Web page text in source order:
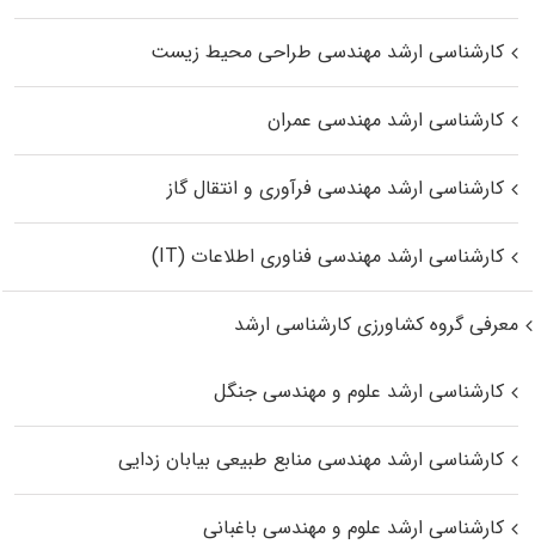
کارشناسی ارشد مهندسی طراحی محیط زیست
کارشناسی ارشد مهندسی عمران
کارشناسی ارشد مهندسی فرآوری و انتقال گاز
کارشناسی ارشد مهندسی فناوری اطلاعات (IT)
معرفی گروه کشاورزی کارشناسی ارشد
کارشناسی ارشد علوم و مهندسی جنگل
کارشناسی ارشد مهندسی منابع طبیعی بیابان زدایی
کارشناسی ارشد علوم و مهندسی باغبانی